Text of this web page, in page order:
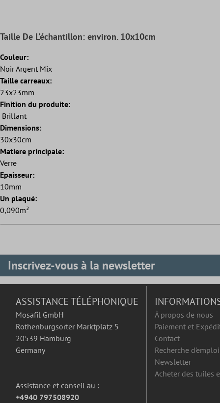
Taille De L'échantillon: environ. 10x10cm
Couleur:
Noir Argent Mix
Taille carreaux:
23x23mm
Finition du produite:
Brillant
Dimensions:
30x30cm
Matiere principale:
Verre
Epaisseur:
10mm
Un plaqué:
0,090m²
Inscrivez-vous à la newsletter
ASSISTANCE TÉLÉPHONIQUE
Mosafil GmbH
Rothenburgsorter Marktplatz 5
20539 Hamburg
Germany
Assistance et conseil au :
+4940 797508920
À propos de nous
Paiement et
Contact
Recherche d'emploi
Newsletter
Acheter des tuiles